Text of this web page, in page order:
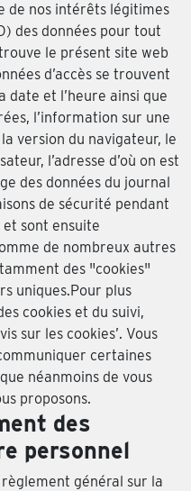
de nos intérêts légitimes
des données pour tout
le présent site web
d’accès se trouvent
date et l’heure ainsi que
l’information sur une
version du navigateur, le
l’adresse d’où on est
des données du journal
de sécurité pendant
sont ensuite
de nombreux autres
des "cookies"
uniques.Pour plus
cookies et du suivi,
sur les cookies’. Vous
certaines
néanmoins de vous
proposons.
des
personnel
général sur la